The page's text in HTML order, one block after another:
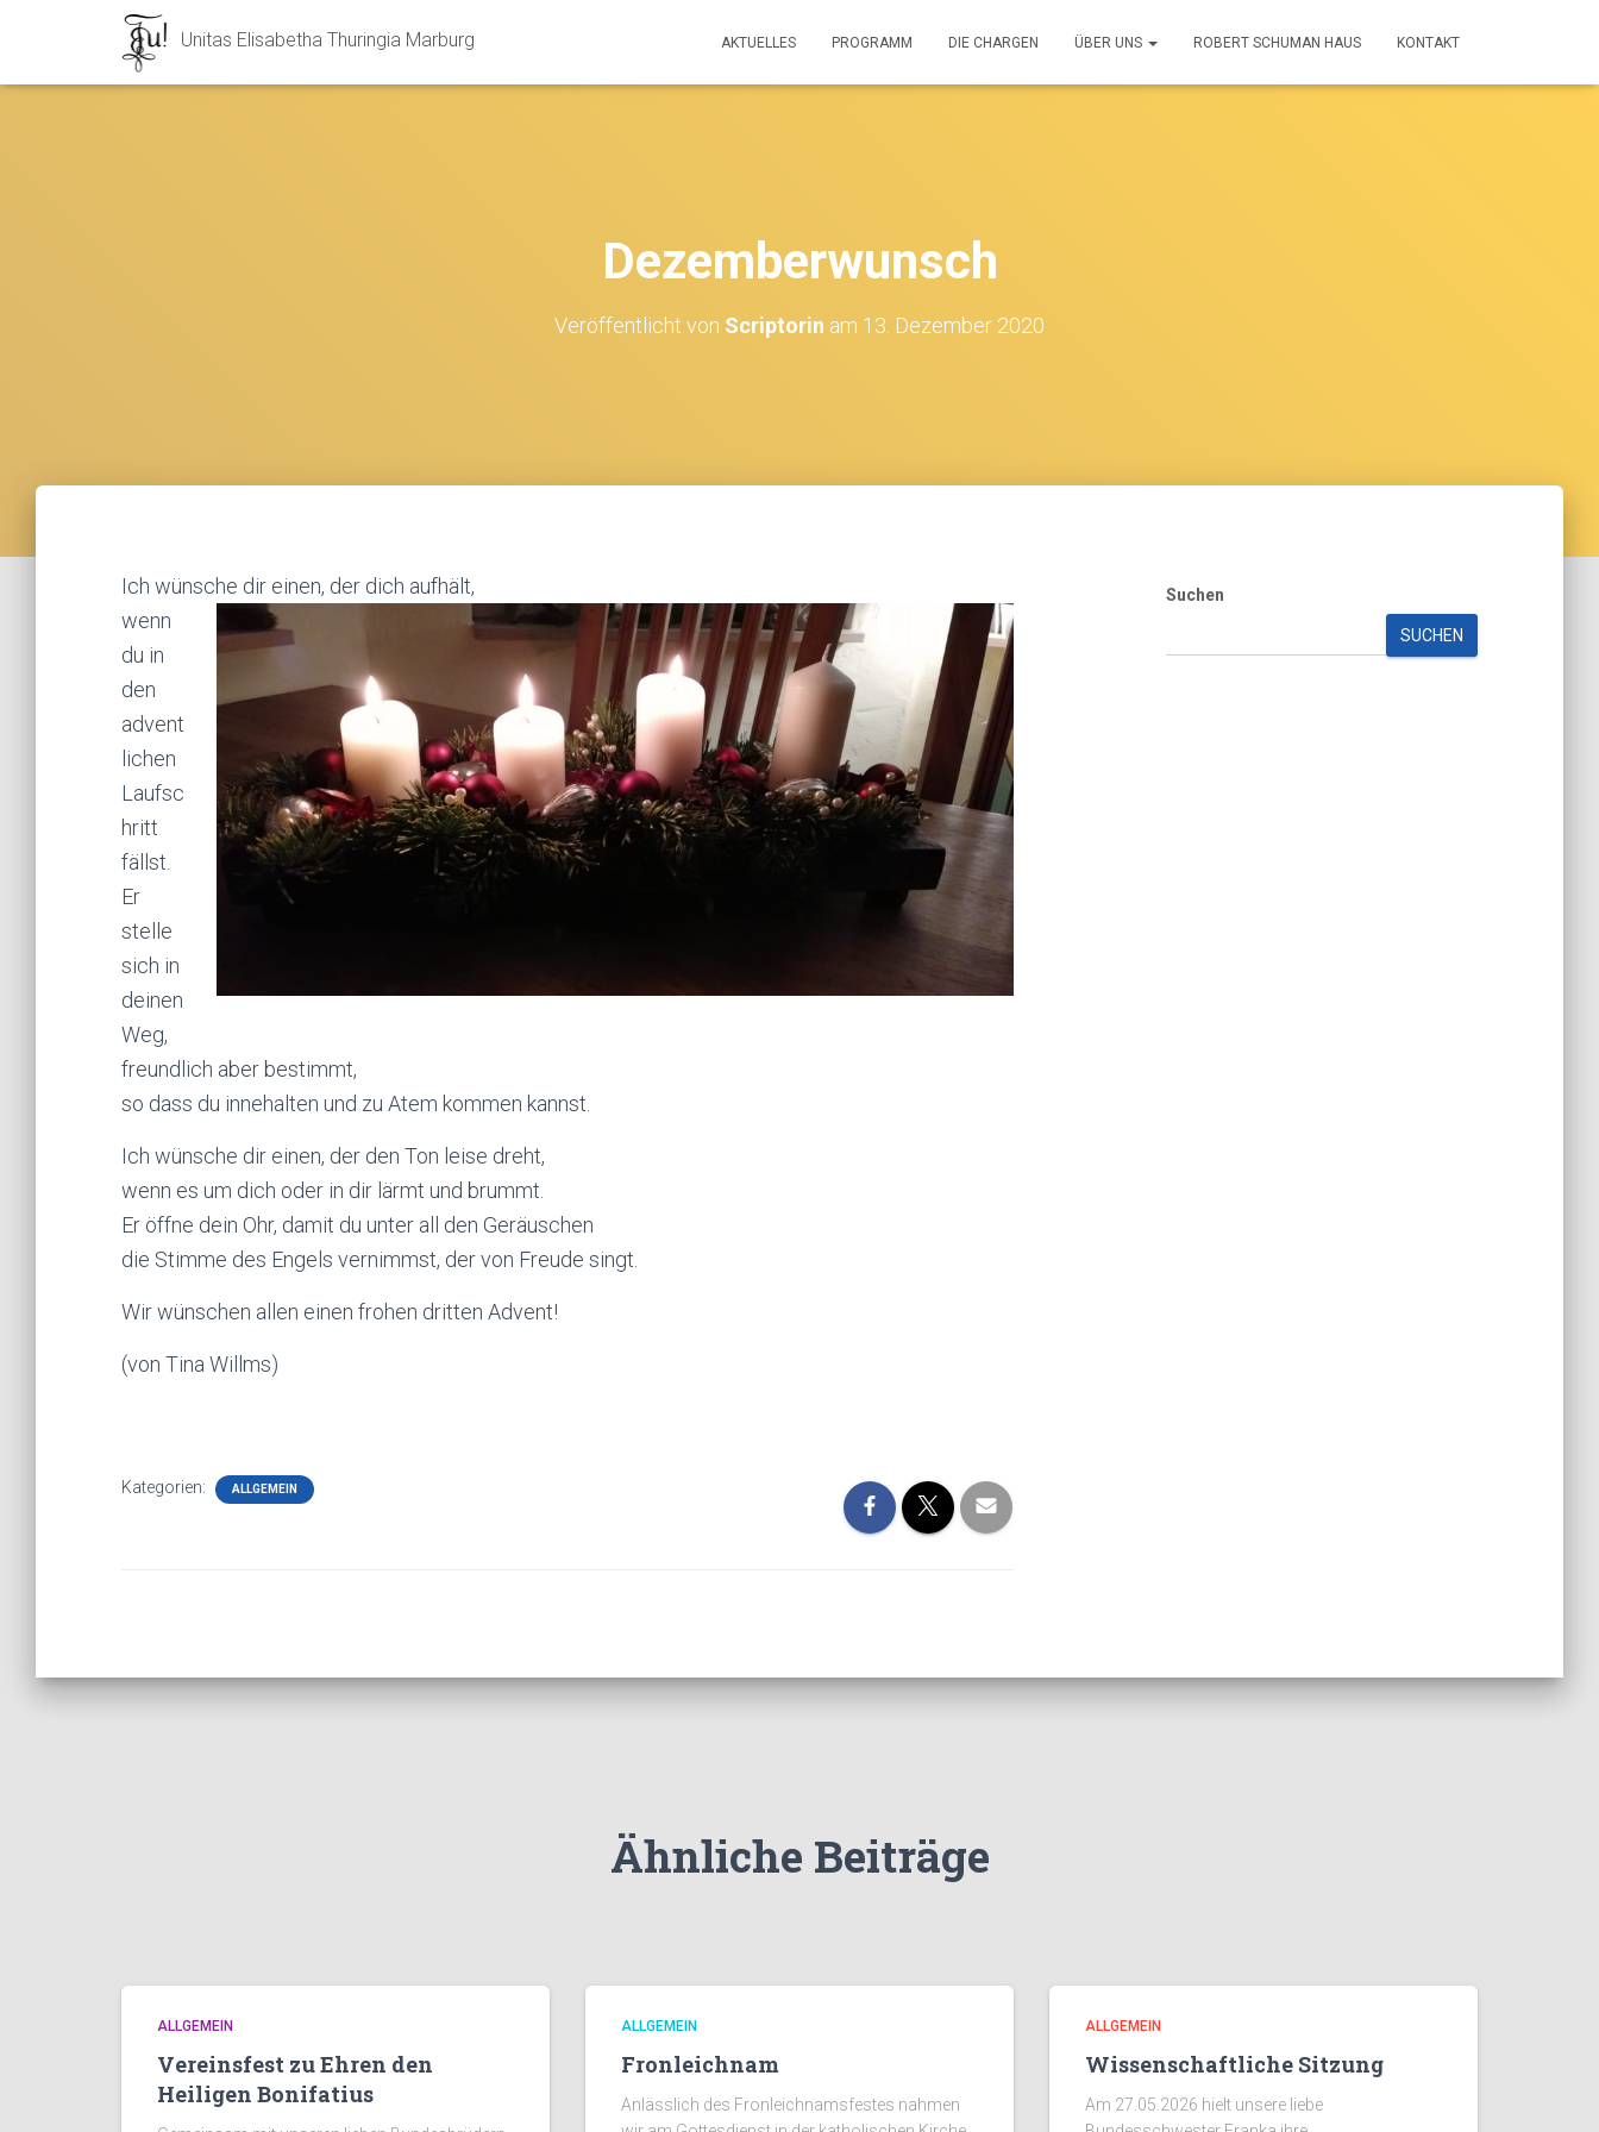
Unitas Elisabetha Thuringia Marburg AKTUELLES PROGRAMM DIE CHARGEN ÜBER UNS ROBERT SCHUMAN HAUS KONTAKT
Dezemberwunsch
Veröffentlicht von Scriptorin am 13. Dezember 2020
Ich wünsche dir einen, der dich aufhält,
wenn
du in
den
advent
lichen
Laufsc
hritt
fällst.
Er
stelle
sich in
deinen
Weg,
freundlich aber bestimmt,
so dass du innehalten und zu Atem kommen kannst.
Ich wünsche dir einen, der den Ton leise dreht,
wenn es um dich oder in dir lärmt und brummt.
Er öffne dein Ohr, damit du unter all den Geräuschen
die Stimme des Engels vernimmst, der von Freude singt.
Wir wünschen allen einen frohen dritten Advent!
(von Tina Willms)
Kategorien: ALLGEMEIN
Suchen
SUCHEN
Ähnliche Beiträge
ALLGEMEIN
Vereinsfest zu Ehren den
Heiligen Bonifatius
ALLGEMEIN
Fronleichnam
Anlässlich des Fronleichnamsfestes nahmen
ALLGEMEIN
Wissenschaftliche Sitzung
Am 27.05.2026 hielt unsere liebe